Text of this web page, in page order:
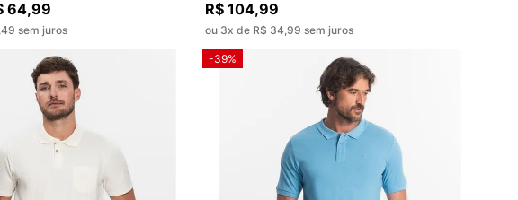
64,99
sem juros
R$ 104,99
ou 3x de R$ 34,99 sem juros
-39%